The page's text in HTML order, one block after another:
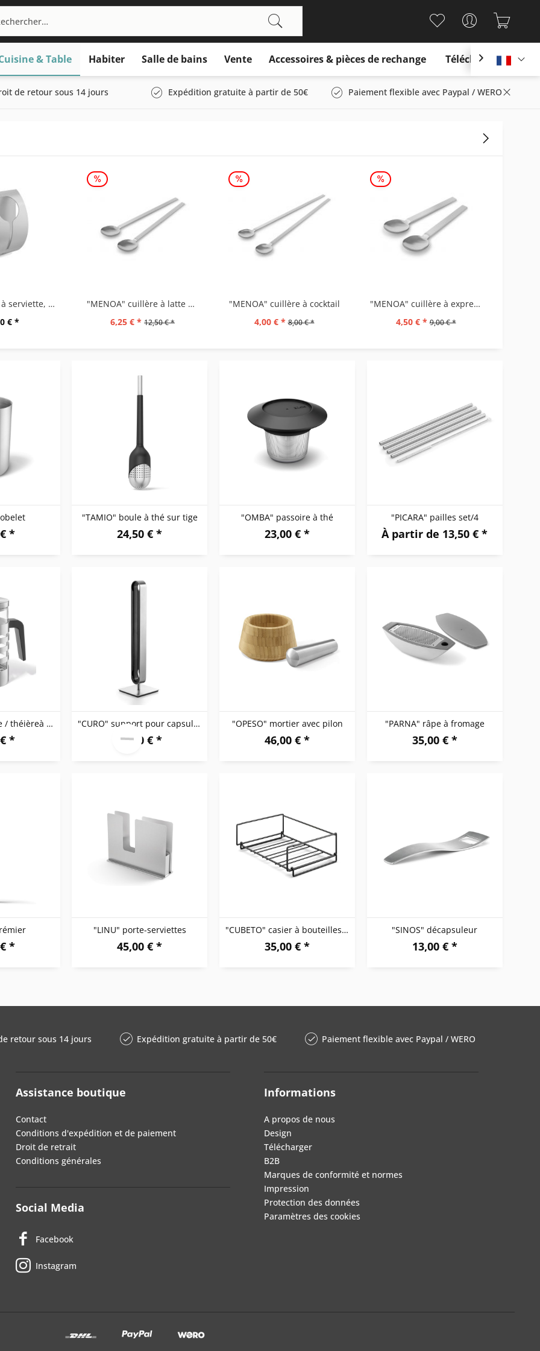
& Table Habiter Salle de bains Vente Accessoires & pièces de rechange Télécharger

de retour sous 14 jours Expédition gratuite à partir de 50€ Paiement flexible avec Paypal / WERO
"PECO" pince à serviette, brossé mat
€ *
"MENOA" cuillère à latte macciato, set/2
6,25 € * 12,50 € *
"MENOA" cuillère à cocktail
4,00 € * 8,00 € *
"MENOA" cuillère à expresso, set/2
4,50 € * 9,00 € *
*
"TAMIO" boule à thé sur tige
24,50 € *
"OMBA" passoire à thé
23,00 € *
"PICARA" pailles set/4
À partir de 13,50 € *
"SEGOS" cafetière / théièreà piston
*
"CURO" support pour capsules
74,00 € *
"OPESO" mortier avec pilon
46,00 € *
"PARNA" râpe à fromage
35,00 € *
*
"LINU" porte-serviettes
45,00 € *
"CUBETO" casier à bouteilles, noir
35,00 € *
"SINOS" décapsuleur
13,00 € *
retour sous 14 jours Expédition gratuite à partir de 50€ Paiement flexible avec Paypal / WERO
Assistance boutique
Contact
Conditions d'expédition et de paiement
Droit de retrait
Conditions générales
Social Media
Facebook
Instagram
Informations
A propos de nous
Design
Télécharger
B2B
Marques de conformité et normes
Impression
Protection des données
Paramètres des cookies